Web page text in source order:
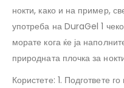
нокти, како и на пример,
употреба на DuraGel 1
морате кога ќе ја
природната плочка за
Користете: 1. Подгответе